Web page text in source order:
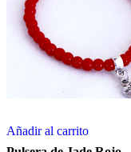
Añadir al carrito